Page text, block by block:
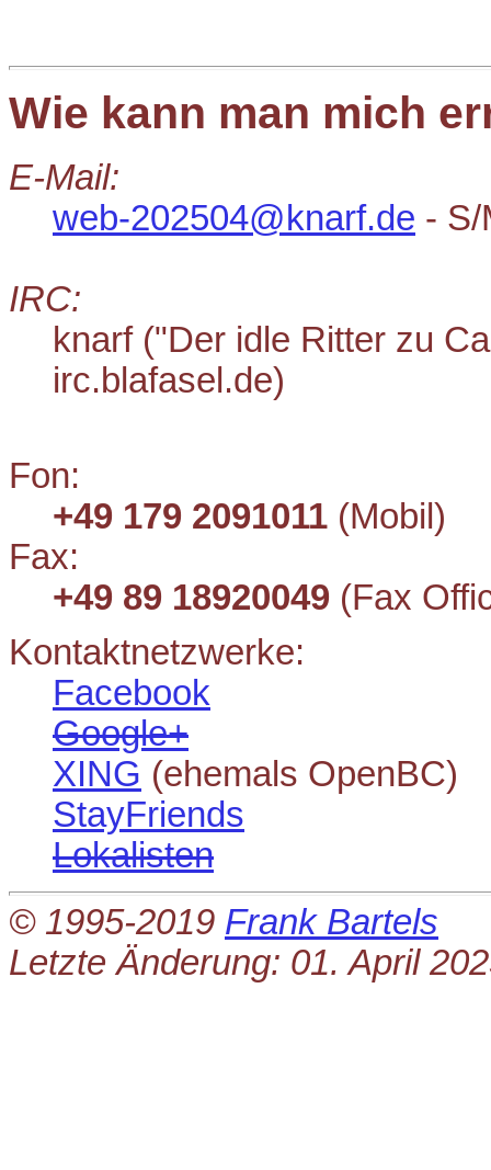
Wie kann man mich
E-Mail:
web-202504@knarf.de -
IRC:
knarf ("Der idle Ritter zu
irc.blafasel.de)
Fon:
+49 179 2091011 (Mobil)
Fax:
+49 89 18920049 (Fax
Kontaktnetzwerke:
Facebook
Google+
XING (ehemals OpenBC)
StayFriends
Lokalisten
© 1995-2019 Frank Bartels
Letzte Änderung: 01. April